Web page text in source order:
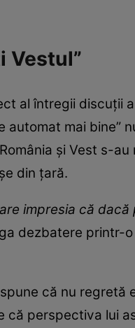
Vestul”
al întregii discuții
automat mai bine”
și Vest s-
din țară.
impresia că
dezbatere printr-
că nu
că perspectiva lui